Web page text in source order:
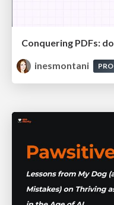
inesmontani
PRO